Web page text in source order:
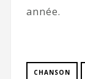
année.
CHANSON